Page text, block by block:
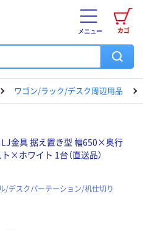
カゴ
メニュー
ワゴン/ラック/デスク周辺用品
金具 据え置き型 幅650×奥行
ホワイト 1台（直送品）
/デスクパーテーション/机仕切り